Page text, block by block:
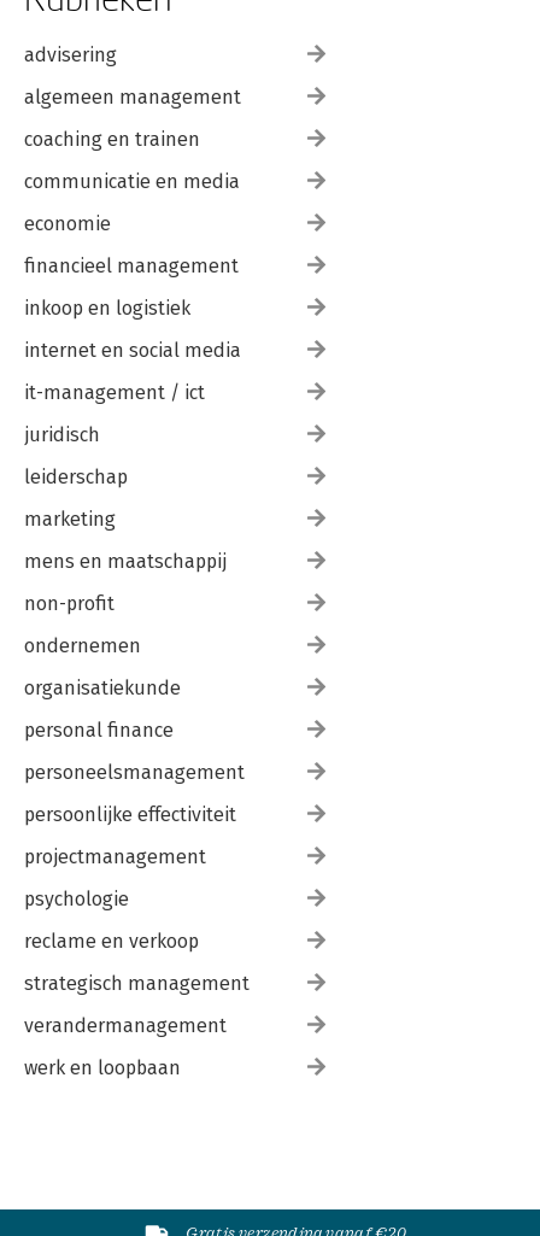
advisering
algemeen management
coaching en trainen
communicatie en media
economie
financieel management
inkoop en logistiek
internet en social media
it-management / ict
juridisch
leiderschap
marketing
mens en maatschappij
non-profit
ondernemen
organisatiekunde
personal finance
personeelsmanagement
persoonlijke effectiviteit
projectmanagement
psychologie
reclame en verkoop
strategisch management
verandermanagement
werk en loopbaan